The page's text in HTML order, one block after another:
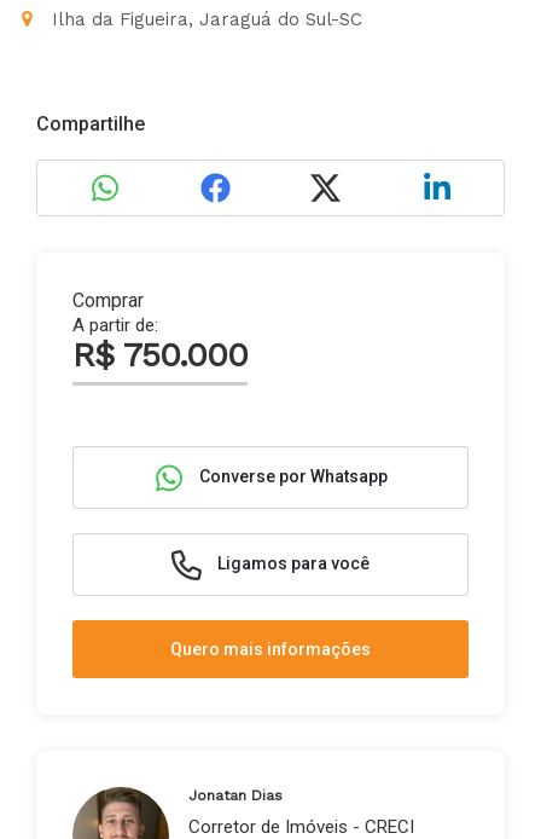
Ilha da Figueira, Jaraguá do Sul-SC
Compartilhe
Comprar
A partir de:
R$ 750.000
Converse por Whatsapp
Ligamos para você
Quero mais informações
Jonatan Dias
Corretor de Imóveis - CRECI